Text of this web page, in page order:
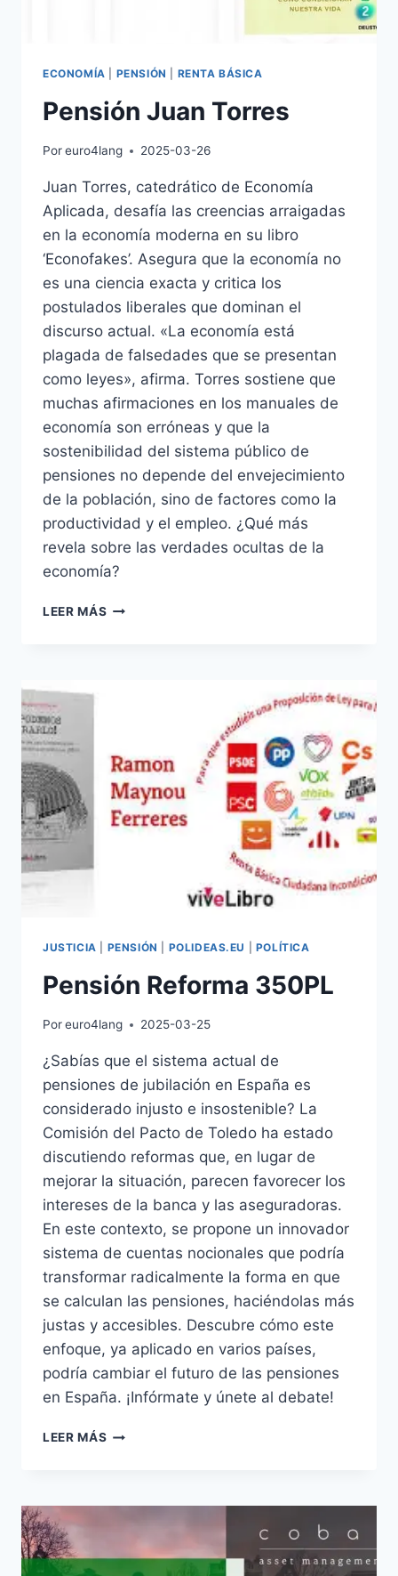
ECONOMÍA PENSIÓN RENTA BÁSICA
Pensión Juan Torres
Poreuro4lang 2025-03-26
Juan Torres, catedrático de Economía
Aplicada, desafía las creencias arraigadas
en la economía moderna en su libro
‘Econofakes’. Asegura que la economía no
es una ciencia exacta y critica los
postulados liberales que dominan el
discurso actual. «La economía está
plagada de falsedades que se presentan
como leyes», afirma. Torres sostiene que
muchas afirmaciones en los manuales de
economía son erróneas y que la
sostenibilidad del sistema público de
pensiones no depende del envejecimiento
de la población, sino de factores como la
productividad y el empleo. ¿Qué más
revela sobre las verdades ocultas de la
economía?
LEER MÁS PENSIÓN JUAN
JUSTICIA PENSIÓN POLIDEAS.EU POLÍTICA
Pensión Reforma 350PL
Poreuro4lang 2025-03-25
¿Sabías que el sistema actual de
pensiones de jubilación en España es
considerado injusto e insostenible? La
Comisión del Pacto de Toledo ha estado
discutiendo reformas que, en lugar de
mejorar la situación, parecen favorecer los
intereses de la banca y las aseguradoras.
En este contexto, se propone un innovador
sistema de cuentas nocionales que podría
transformar radicalmente la forma en que
se calculan las pensiones, haciéndolas más
justas y accesibles. Descubre cómo este
enfoque, ya aplicado en varios países,
podría cambiar el futuro de las pensiones
en España. ¡Infórmate y únete al debate!
LEER MÁS PENSIÓN REFORMA